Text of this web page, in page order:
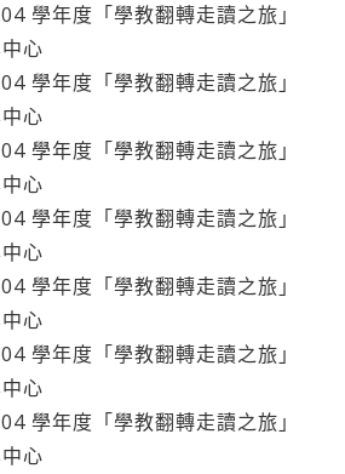
學年度「學教翻轉走讀之旅」
心
學年度「學教翻轉走讀之旅」
心
學年度「學教翻轉走讀之旅」
心
學年度「學教翻轉走讀之旅」
心
學年度「學教翻轉走讀之旅」
心
學年度「學教翻轉走讀之旅」
心
學年度「學教翻轉走讀之旅」
心